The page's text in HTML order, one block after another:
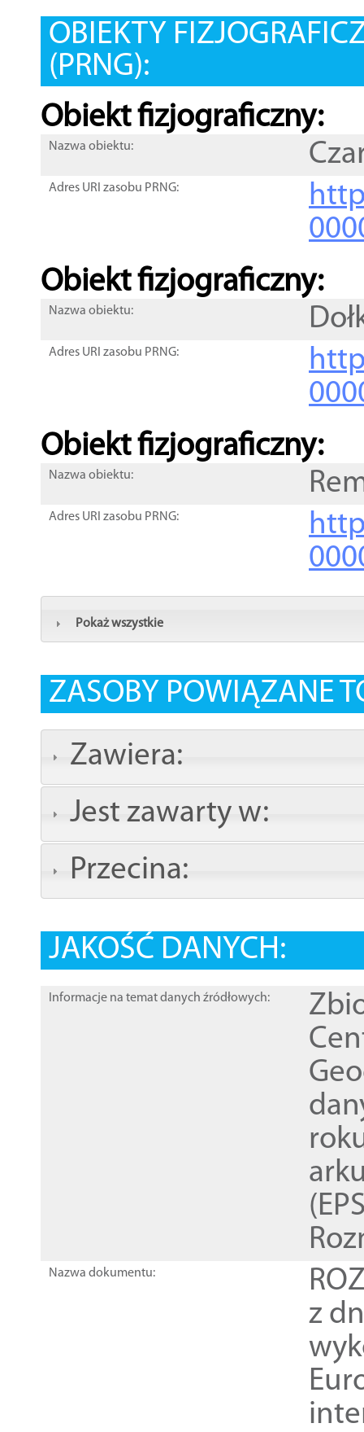
OBIEKTY
(PRNG):
Obiekt fizjograficzny:
Nazwa obiektu:
Adres URI zasobu PRNG:
Obiekt fizjograficzny:
Nazwa obiektu:
Adres URI zasobu PRNG:
Obiekt fizjograficzny:
Nazwa obiektu:
Adres URI zasobu PRNG:
Pokaż wszystkie
ZASOBY POWIĄZANE
Zawiera:
Jest zawarty w:
Przecina:
JAKOŚĆ DANYCH:
Informacje na temat danych źródłowych:
Nazwa dokumentu:
z